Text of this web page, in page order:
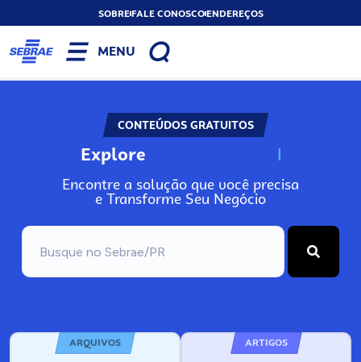
SOBREFALE CONOSCOENDEREÇOS
MENU
CONTEÚDOS GRATUITOS
Explore N
Encontre a solução que você precisa
e Transforme Seu Negócio
ARQUIVOS ARTIGOS